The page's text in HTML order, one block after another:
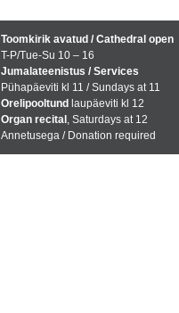
Toomkirik avatud / Cathedral open
T-P/Tue-Su 10 – 16
Jumalateenistus / Services
Pühapäeviti kl 11 / Sundays at 11
Orelipooltund laupäeviti kl 12
Organ recital , Saturdays at 12
Annetusega / Donation required